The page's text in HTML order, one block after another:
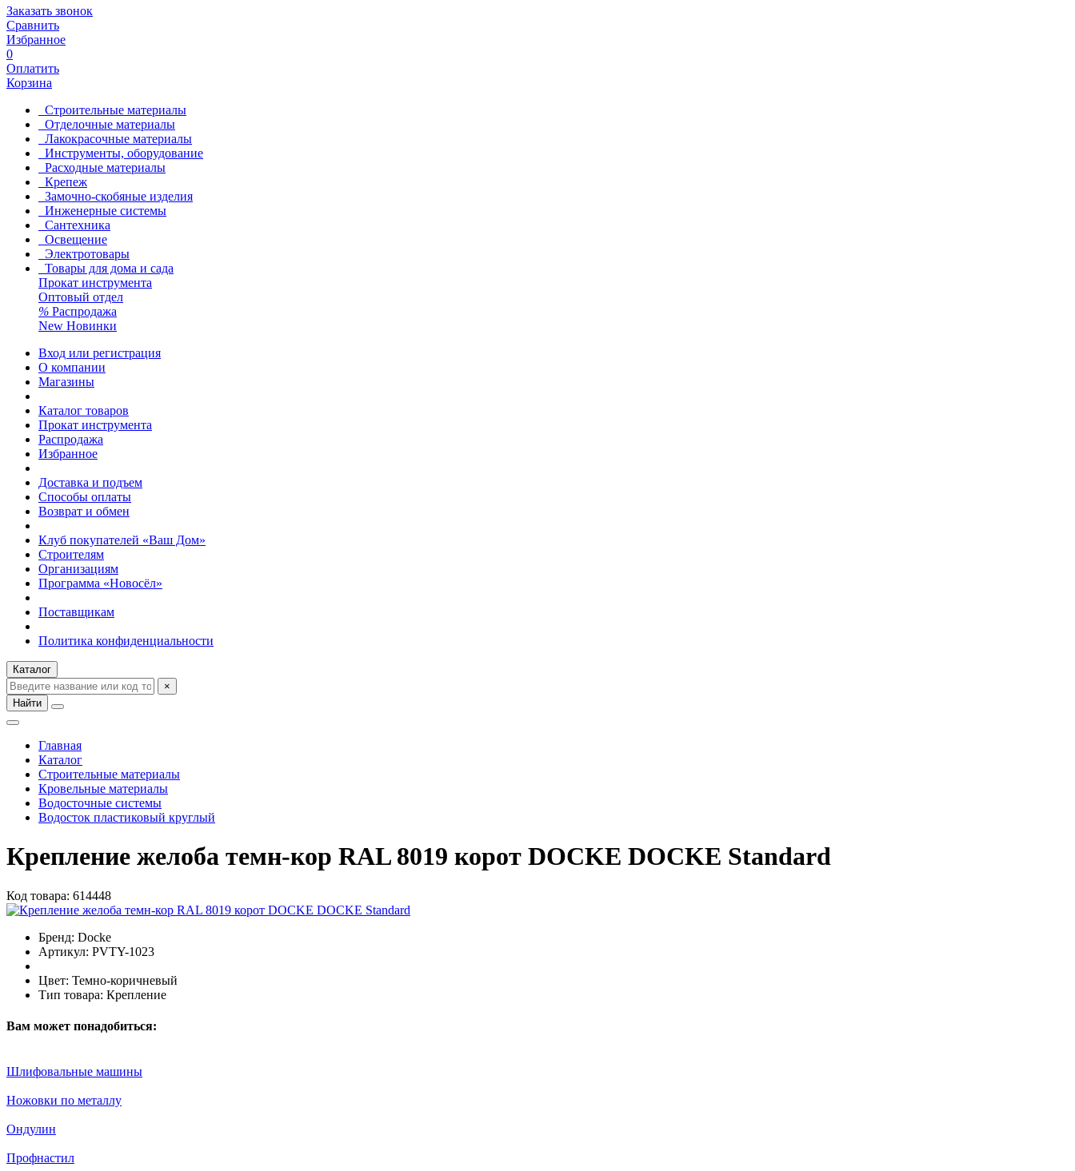
Заказать звонок
Сравнить
Избранное
0
Оплатить
Корзина
Строительные материалы
Отделочные материалы
Лакокрасочные материалы
Инструменты, оборудование
Расходные материалы
Крепеж
Замочно-скобяные изделия
Инженерные системы
Сантехника
Освещение
Электротовары
Товары для дома и сада
Прокат инструмента
Оптовый отдел
% Распродажа
New Новинки
Вход или регистрация
О компании
Магазины
Каталог товаров
Прокат инструмента
Распродажа
Избранное
Доставка и подъем
Способы оплаты
Возврат и обмен
Клуб покупателей «Ваш Дом»
Строителям
Организациям
Программа «Новосёл»
Поставщикам
Политика конфиденциальности
Каталог
×
Найти
Главная
Каталог
Строительные материалы
Кровельные материалы
Водосточные системы
Водосток пластиковый круглый
Крепление желоба темн-кор RAL 8019 корот DOCKE DOCKE Standard
Код товара: 614448
Бренд: Docke
Артикул: PVTY-1023
Цвет: Темно-коричневый
Тип товара: Крепление
Вам может понадобиться:
Шлифовальные машины
Ножовки по металлу
Ондулин
Профнастил